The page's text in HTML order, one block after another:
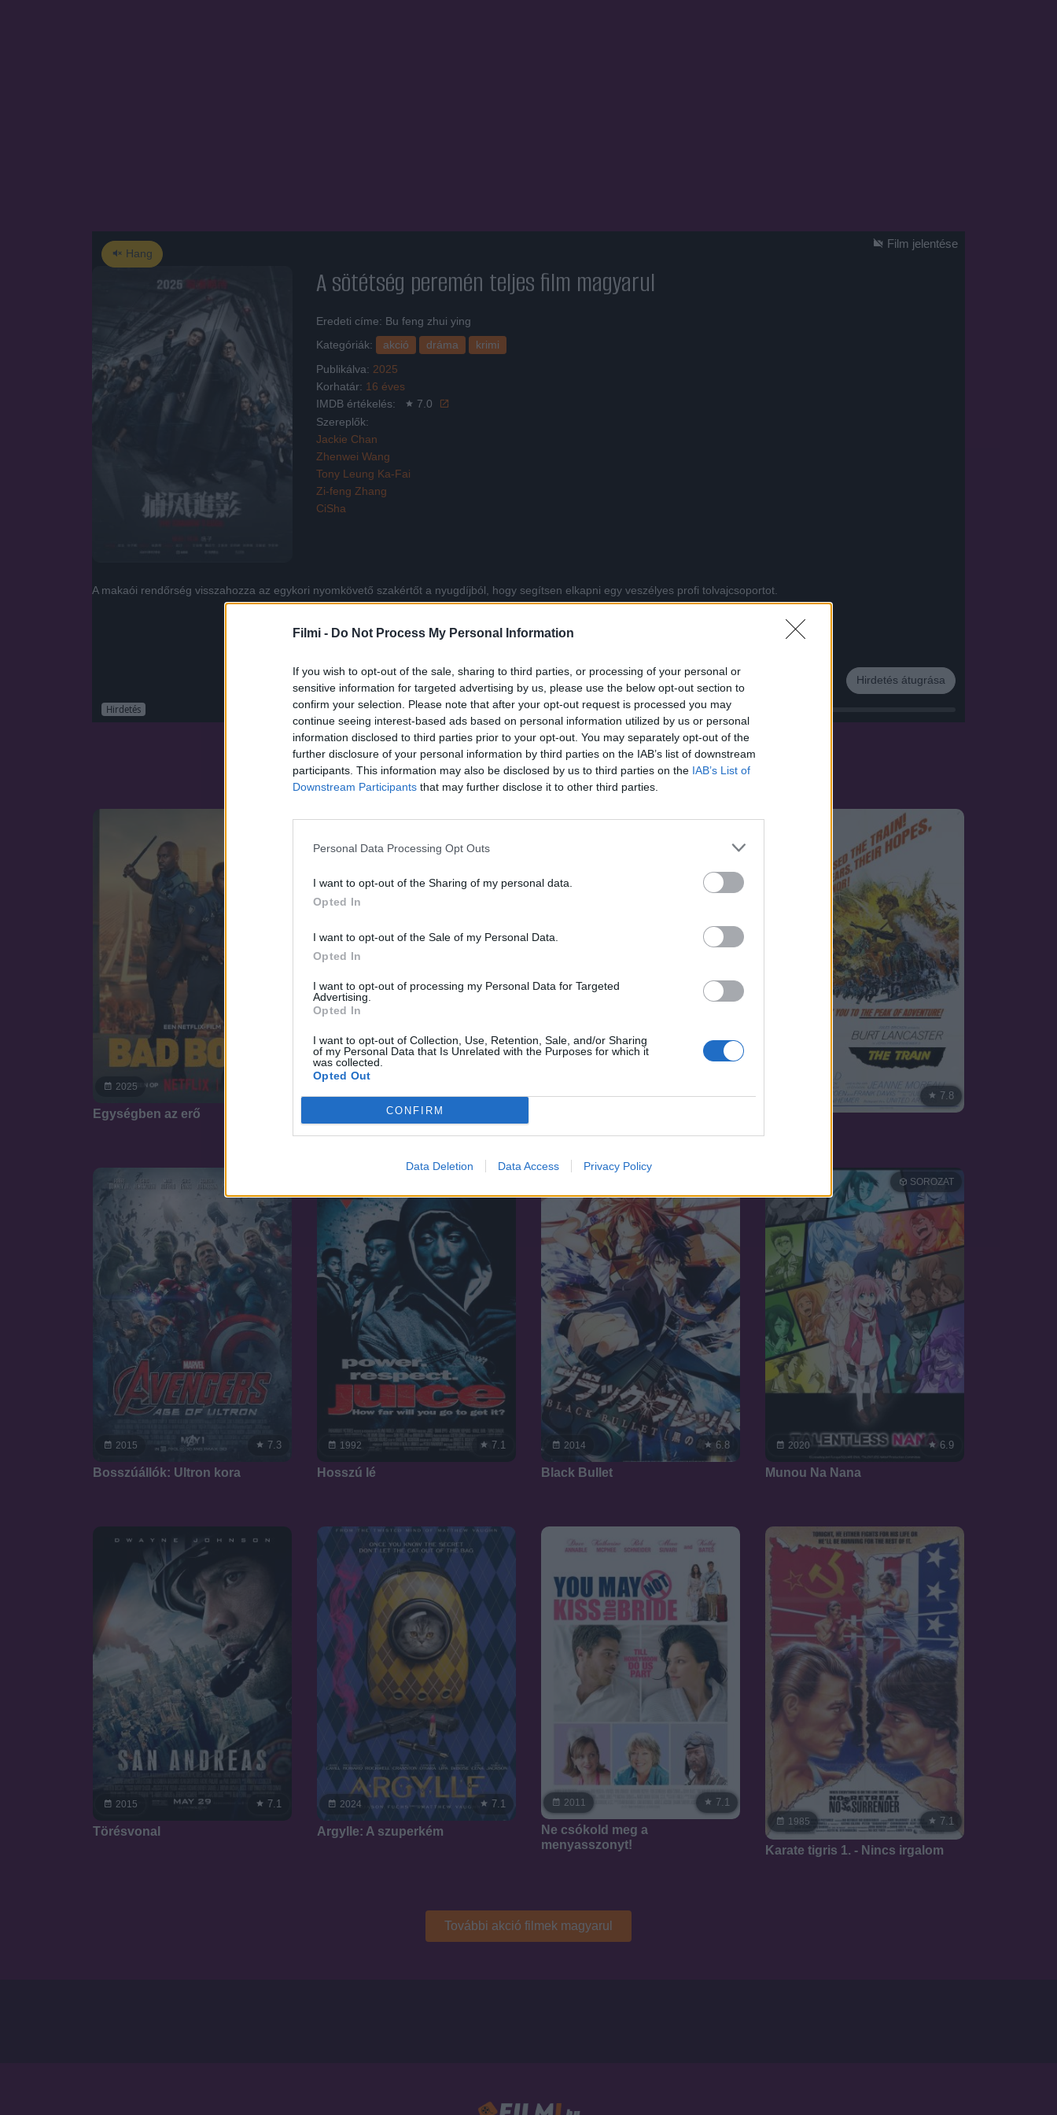
Filmi - Do Not Process My Personal Information
If you wish to opt-out of the sale, sharing to third parties, or processing of your personal or
sensitive information for targeted advertising by us, please use the below opt-out section to
confirm your selection. Please note that after your opt-out request is processed you may
continue seeing interest-based ads based on personal information utilized by us or personal
information disclosed to third parties prior to your opt-out. You may separately opt-out of the
further disclosure of your personal information by third parties on the IAB’s list of downstream
participants. This information may also be disclosed by us to third parties on the IAB’s List of
Downstream Participants that may further disclose it to other third parties.
Personal Data Processing Opt Outs
I want to opt-out of the Sharing of my personal data.
Opted In
I want to opt-out of the Sale of my Personal Data.
Opted In
I want to opt-out of processing my Personal Data for Targeted
Advertising.
Opted In
I want to opt-out of Collection, Use, Retention, Sale, and/or Sharing
of my Personal Data that Is Unrelated with the Purposes for which it
was collected.
Opted Out
CONFIRM
Data Deletion Data Access Privacy Policy
Hang
Hirdetés
Hirdetés átugrása
Film jelentése
A sötétség peremén teljes film magyarul
Eredeti címe: Bu feng zhui ying
Kategóriák:
akció dráma
krimi
Publikálva: 2025
Korhatár: 16 éves
IMDB értékelés:
7.0
Szereplők:
Jackie Chan
Zhenwei Wang
Tony Leung Ka-Fai
Zi-feng Zhang
CiSha
A makaói rendőrség visszahozza az egykori nyomkövető szakértőt a nyugdíjból, hogy segítsen elkapni egy veszélyes profi tolvajcsoportot.
Hasonló teljes filmek magyarul
2025
Egységben az erő
SOROZAT
7.8
2015 7.3
Bosszúállók: Ultron kora
1992 7.1
Hosszú lé
2014 6.8
Black Bullet
2020
SOROZAT
6.9
Munou Na Nana
2015 7.1
Törésvonal
2024 7.1
Argylle: A szuperkém
2011 7.1
Ne csókold meg a
menyasszonyt!
1985 7.1
Karate tigris 1. - Nincs irgalom
További akció filmek magyarul